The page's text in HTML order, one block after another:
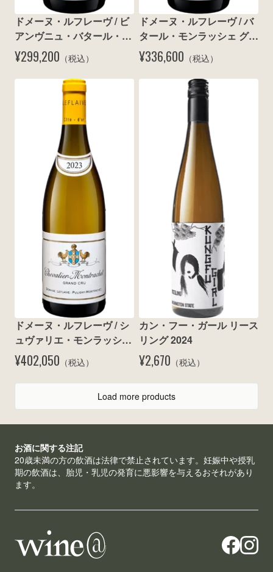
ドメーヌ・ルフレーヴ / ビ
アンヴニュ・バタール・モ
ンラッシェ グラン・クリュ
2023
¥299,200 （税込）
ドメーヌ・ルフレーヴ / バ
タール・モンラッシェ グラ
ン・クリュ 2023
¥336,600 （税込）
ドメーヌ・ルフレーヴ / シ
ュヴァリエ・モンラッシェ
グラン・クリュ 2023
¥402,050 （税込）
カン・フー・ガール リース
リング 2024
¥2,670 （税込）
Load more products
お酒に関する注記
20歳未満の方の飲酒は法律で禁止されています。妊娠中や授乳
期の飲酒は、胎児・乳児の発育に悪影響を与えるおそれがあり
ます。